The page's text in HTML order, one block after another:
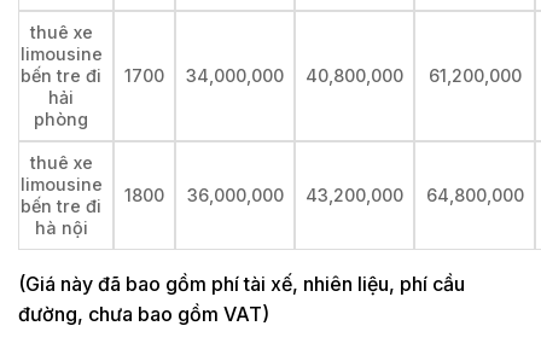
thuê xe
limousine
bến tre đi
hải
phòng
1700 34,000,000 40,800,000 61,200,000
thuê xe
limousine
bến tre đi
hà nội
1800 36,000,000 43,200,000 64,800,000
(Giá này đã bao gồm phí tài xế, nhiên liệu, phí cầu
đường, chưa bao gồm VAT)